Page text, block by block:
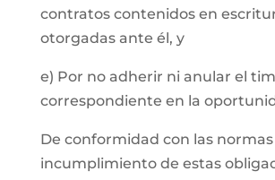
contratos contenidos en
otorgadas ante él, y
e) Por no adherir ni anular el
correspondiente en la
De conformidad con las normas
incumplimiento de estas